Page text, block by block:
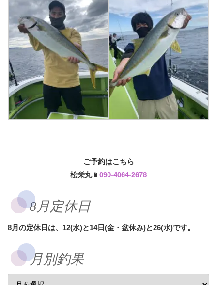
ご予約はこちら
松栄丸📱 090-4064-2678
8月定休日
8月の定休日は、12(水)と14日(金・盆休み)と26(水)です。
月別釣果